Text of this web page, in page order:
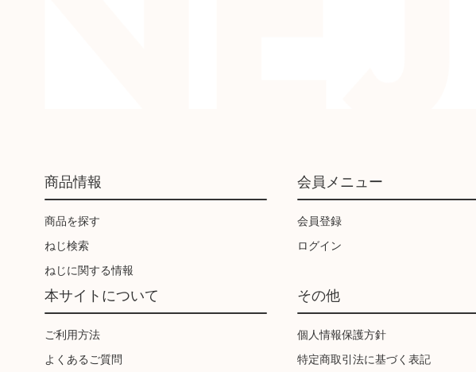
商品情報
商品を探す
ねじ検索
ねじに関する情報
会員メニュー
会員登録
ログイン
本サイトについて
ご利用方法
よくあるご質問
その他
個人情報保護方針
特定商取引法に基づく表記